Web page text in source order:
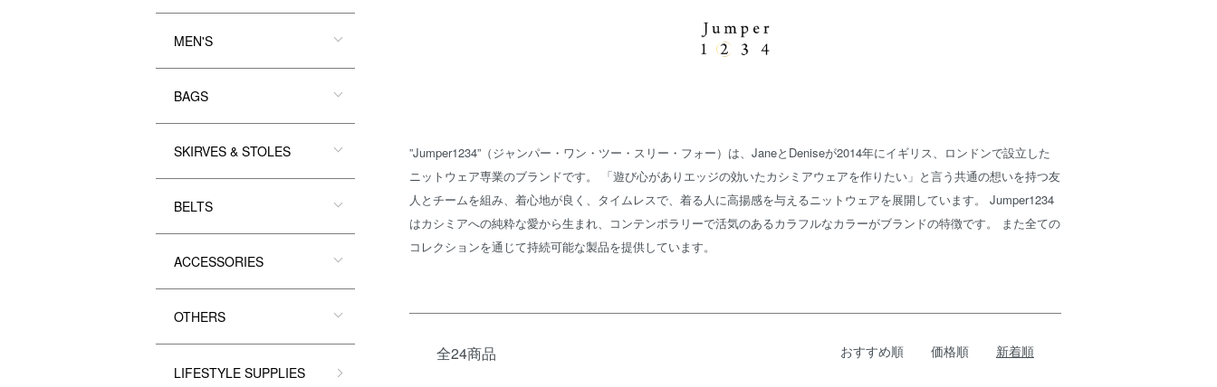
”Jumper1234”（ジャンパー・ワン・ツー・スリー・フォー）は、JaneとDeniseが2014年にイギリス、ロンドンで設立した
ニットウェア専業のブランドです。 「遊び心がありエッジの効いたカシミアウェアを作りたい」と言う共通の想いを持つ友
人とチームを組み、着心地が良く、タイムレスで、着る人に高揚感を与えるニットウェアを展開しています。 Jumper1234
はカシミアへの純粋な愛から生まれ、コンテンポラリーで活気のあるカラフルなカラーがブランドの特徴です。 また全ての
コレクションを通じて持続可能な製品を提供しています。
全24商品 おすすめ順 価格順 新着順
MEN'S
BAGS
SKIRVES & STOLES
BELTS
ACCESSORIES
OTHERS
LIFESTYLE SUPPLIES